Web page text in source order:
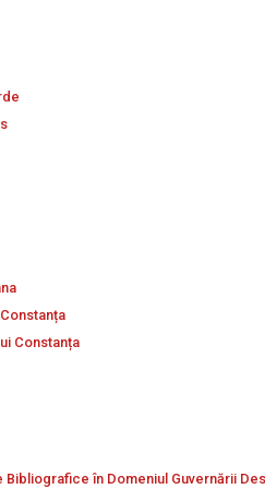
Constanța
Bibliografice în Domeniul Guvernării